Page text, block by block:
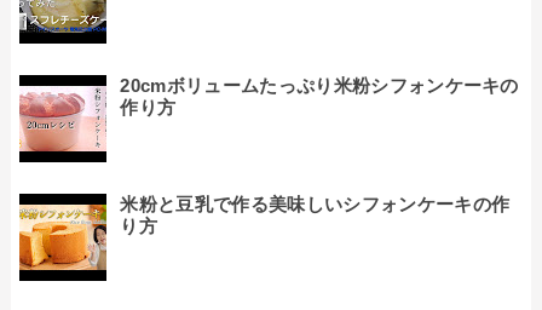
20cmボリュームたっぷり米粉シフォンケーキの
作り方
米粉と豆乳で作る美味しいシフォンケーキの作
り方